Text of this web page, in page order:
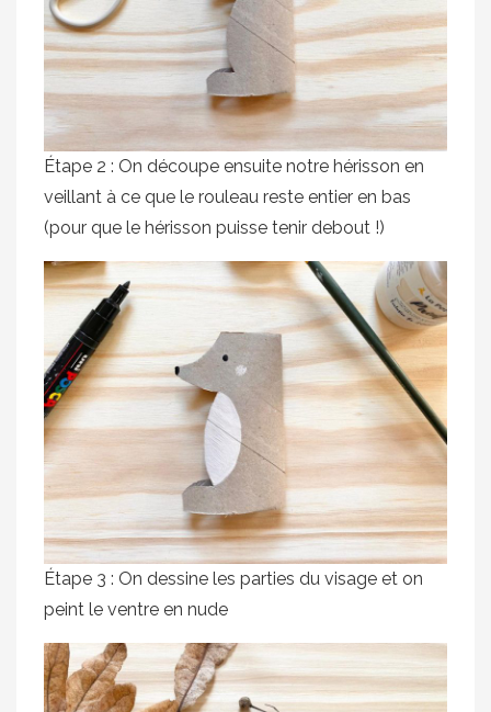
Étape 2 : On découpe ensuite notre hérisson en
veillant à ce que le rouleau reste entier en bas
(pour que le hérisson puisse tenir debout !)
Étape 3 : On dessine les parties du visage et on
peint le ventre en nude